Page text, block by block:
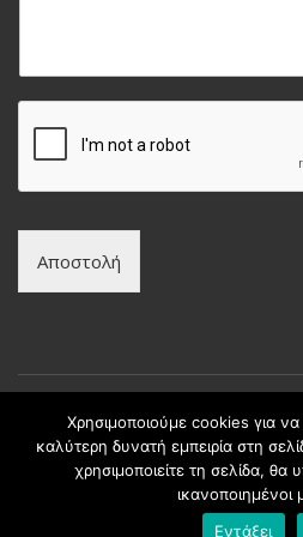
Αποστολή
Copyright © intax.gr All Rights
Best
Χρησιμοποιούμε cookies για
καλύτερη δυνατή εμπειρία στη
χρησιμοποιείτε τη σελίδα, θα
ικανοποιημένοι
Εντάξει